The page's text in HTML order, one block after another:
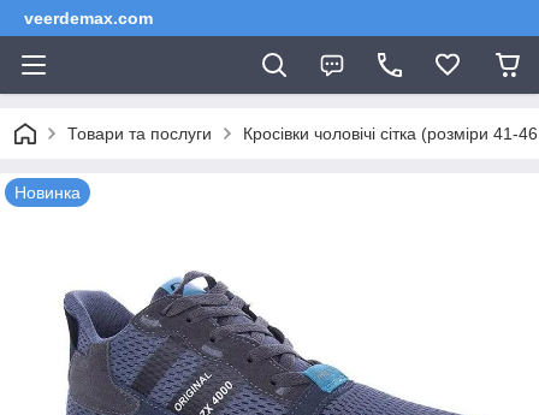
veerdemax.com
Товари та послуги Кросівки чоловічі сітка (розміри 41-
Новинка